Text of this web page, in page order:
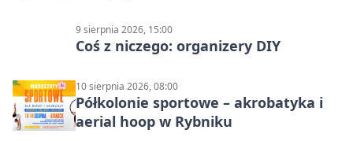
9 sierpnia 2026, 15:00
Coś z niczego: organizery DIY
10 sierpnia 2026, 08:00
Półkolonie sportowe – akrobatyka i
aerial hoop w Rybniku